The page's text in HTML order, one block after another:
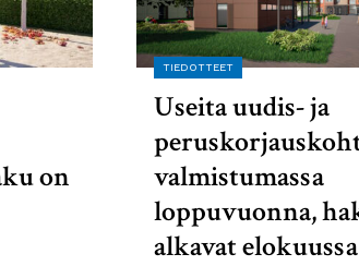
on
TIEDOTTEET
Useita uudis- ja
valmistumassa
loppuvuonna,
alkavat elokuussa